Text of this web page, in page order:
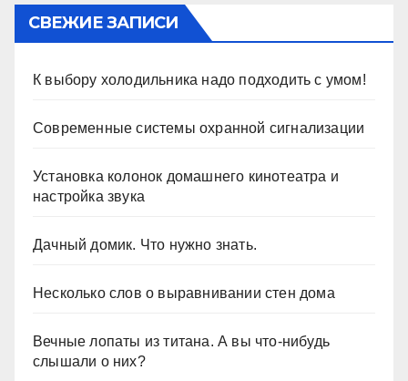
СВЕЖИЕ ЗАПИСИ
К выбору холодильника надо подходить с умом!
Современные системы охранной сигнализации
Установка колонок домашнего кинотеатра и
настройка звука
Дачный домик. Что нужно знать.
Несколько слов о выравнивании стен дома
Вечные лопаты из титана. А вы что-нибудь
слышали о них?